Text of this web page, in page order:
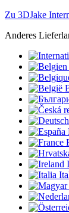
Zu 3DJake
Anderes